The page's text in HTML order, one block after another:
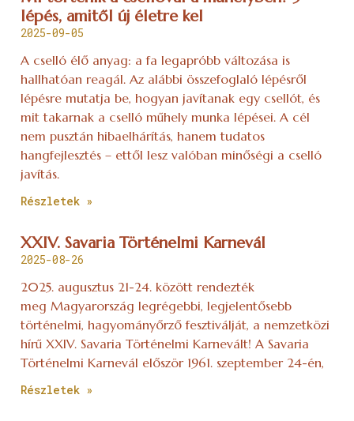
lépés, amitől új életre kel
2025-09-05
A cselló élő anyag: a fa legapróbb változása is
hallhatóan reagál. Az alábbi összefoglaló lépésről
lépésre mutatja be, hogyan javítanak egy csellót, és
mit takarnak a cselló műhely munka lépései. A cél
nem pusztán hibaelhárítás, hanem tudatos
hangfejlesztés – ettől lesz valóban minőségi a cselló
javítás.
Részletek »
XXIV. Savaria Történelmi Karnevál
2025-08-26
2025. augusztus 21-24. között rendezték
meg Magyarország legrégebbi, legjelentősebb
történelmi, hagyományőrző fesztiválját, a nemzetközi
hírű XXIV. Savaria Történelmi Karnevált! A Savaria
Történelmi Karnevál először 1961. szeptember 24-én,
Részletek »